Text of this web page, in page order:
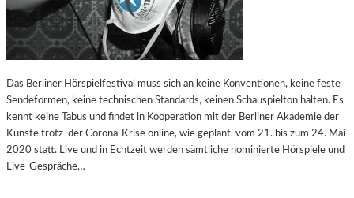
Das Berliner Hörspielfestival muss sich an keine Konventionen, keine feste
Sendeformen, keine technischen Standards, keinen Schauspielton halten. Es
kennt keine Tabus und findet in Kooperation mit der Berliner Akademie der
Künste trotz der Corona-Krise online, wie geplant, vom 21. bis zum 24. Mai
2020 statt. Live und in Echtzeit werden sämtliche nominierte Hörspiele und
Live-Gespräche…